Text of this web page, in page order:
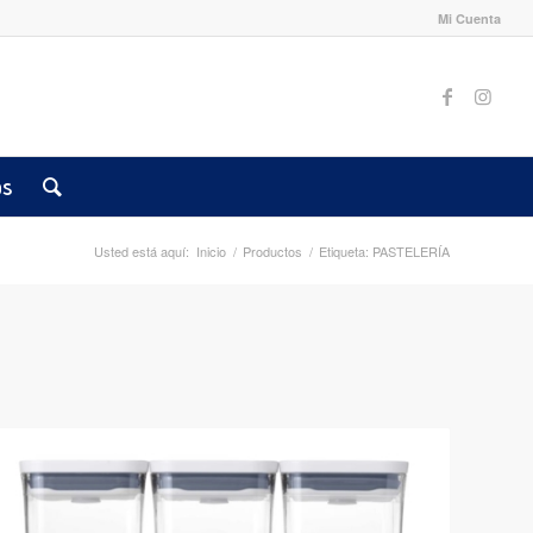
Mi Cuenta
Usted está aquí: Inicio / Productos / Etiqueta: PASTELERÍA